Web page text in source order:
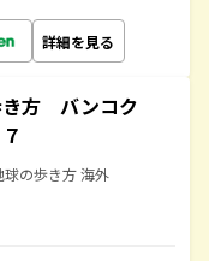
詳細を見る
き方 バンコク
球の歩き方 海外